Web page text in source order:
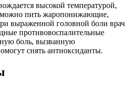
высокой температурой,
можно пить жаропонижающие,
выраженной головной боли врач
противовоспалительные
боль, вызванную
снять антиоксиданты.